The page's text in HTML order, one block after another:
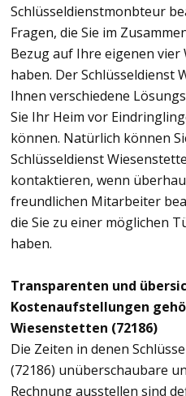
Schlüsseldienstmonbteur
Fragen, die Sie im
Bezug auf Ihre eigenen vier
haben. Der Schlüsseldienst
Ihnen verschiedene
Sie Ihr Heim vor
können. Natürlich können
Schlüsseldienst
kontaktieren, wenn
freundlichen Mitarbeiter
die Sie zu einer möglichen
haben.
Transparenten und
Kostenaufstellungen
Wiesenstetten (72186)
Die Zeiten in denen
(72186) unüberschaubare
Rechnung ausstellen sind